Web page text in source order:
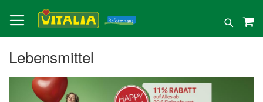
zum
Inhalt
Suche
Lebensmittel